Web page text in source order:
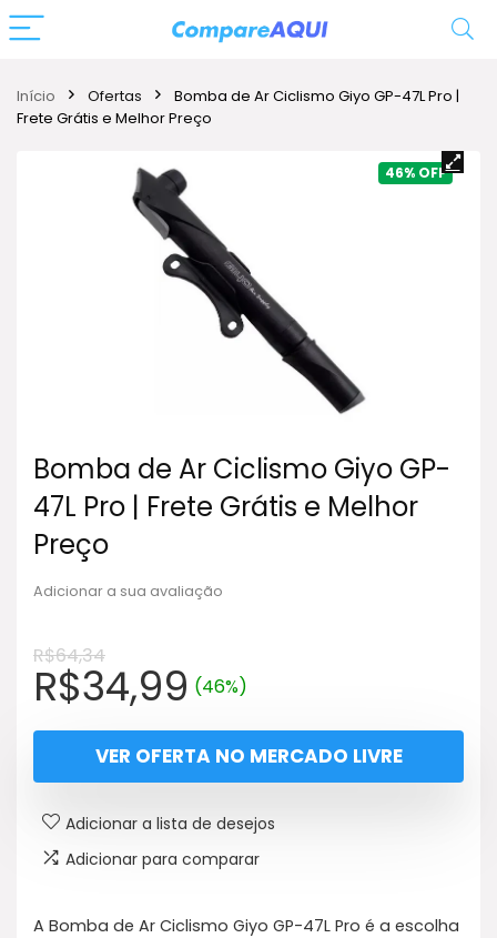
Início Ofertas
Bomba de Ar Ciclismo Giyo GP-47L Pro |
Frete Grátis e Melhor Preço
46%
Bomba de Ar Ciclismo Giyo GP-
47L Pro | Frete Grátis e Melhor
Preço
Adicionar a sua avaliação
R$64,34
O
preço
original
era:
R$64,34.
R$34,99O
preço
atual
é:
R$34,99.
(46%)
VER OFERTA NO MERCADO LIVRE
Adicionar a lista de desejos
Adicionar para comparar
A Bomba de Ar Ciclismo Giyo GP-47L Pro é a escolha